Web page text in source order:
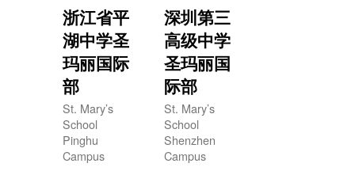
力，与国际
接轨，为学
生进入国内
外名牌大学
深造打下良
好基础，培
养国际化的
高素质人
合美国俄勒
冈州百年名
校美国圣玛
丽中学共同
创办，以美
国学校课程
为核心，使
用全英教
浙江省平
湖中学圣
玛丽国际
部
St. Mary’s
School
Pinghu
Campus
深圳第三
高级中学
圣玛丽国
际部
St. Mary’s
School
Shenzhen
Campus